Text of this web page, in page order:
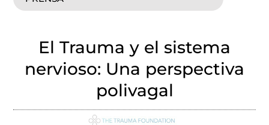
El Trauma y el sistema
nervioso: Una perspectiva
polivagal